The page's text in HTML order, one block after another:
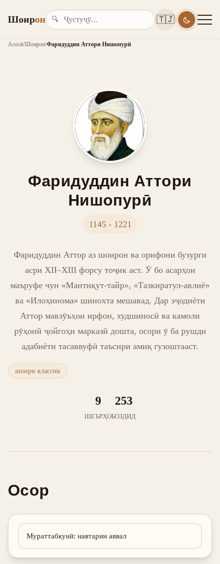
Шоирон 🔍 🇹🇯
Асосӣ/Шоирон/Фаридуддин Аттори Нишопурӣ
Фаридуддин Аттори
Нишопурӣ
1145 - 1221
Фаридуддин Аттор аз шоирон ва орифони бузурги
асри XII–XIII форсу тоҷик аст. Ӯ бо асарҳои
маъруфе чун «Мантиқут-тайр», «Тазкиратул-авлиё»
ва «Илоҳинома» шинохта мешавад. Дар эҷодиёти
Аттор мавзӯъҳои ирфон, худшиносӣ ва камоли
рӯҳонӣ ҷойгоҳи марказӣ дошта, осори ӯ ба рушди
адабиёти тасаввуфӣ таъсири амиқ гузоштааст.
шоири классик
9
ШЕЪРҲО
253
БОЗДИД
Осор
Мураттабкунӣ: навтарин аввал